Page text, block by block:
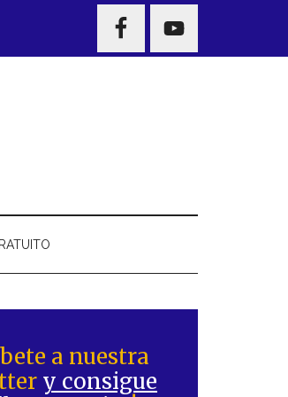
NAV
WIDGET
a nuestra
y consigue